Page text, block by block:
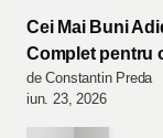
Cei Mai Buni
Complet pentru
de Constantin Preda
iun. 23, 2026